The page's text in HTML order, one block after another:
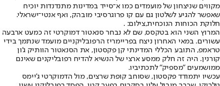
מקווים שניצחון של מועמדים כמו א־סייד במדינות מתנדנדות יוכיח
שאפשר להגיע לשלטון גם עם קו פרוגרסיבי מובהק, ואף אנטי־ישראלי.
חלוקת הכוחות הנוכחית,צילום: .
המרוץ השני הוא בטקסס, שם לא נבחר סנאטור דמוקרטי זה כמעט ארבעה
עשורים. במאי האחרון ניצח בפריימריז הרפובליקניים מועמד שנתמך בידי
טראמפ, התובע הכללי המדינתי קן פקסטון, את הסנאטור הוותיק ג'ון
קורנין. היה זה חלק ממסע ארצי של הנשיא להדיח רפובליקנים שאינם
ממושמעים "מספיק" לתכתיביו.
עכשיו יתמודד פקסטון, שסוחב קופת שרצים, מול הדמוקרטי ג'יימס